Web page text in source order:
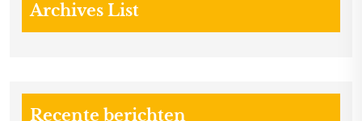
Archives List
Recente berichten